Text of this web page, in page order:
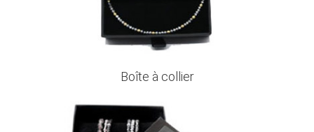
Boîte à collier